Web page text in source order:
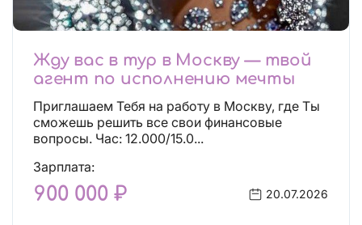
Жду вас в тур в Москву — твой
агент по исполнению мечты
Приглашаем Тебя на работу в Москву, где Ты
сможешь решить все свои финансовые
вопросы. Час: 12.000/15.0...
Зарплата:
900 000 ₽ 20.07.2026